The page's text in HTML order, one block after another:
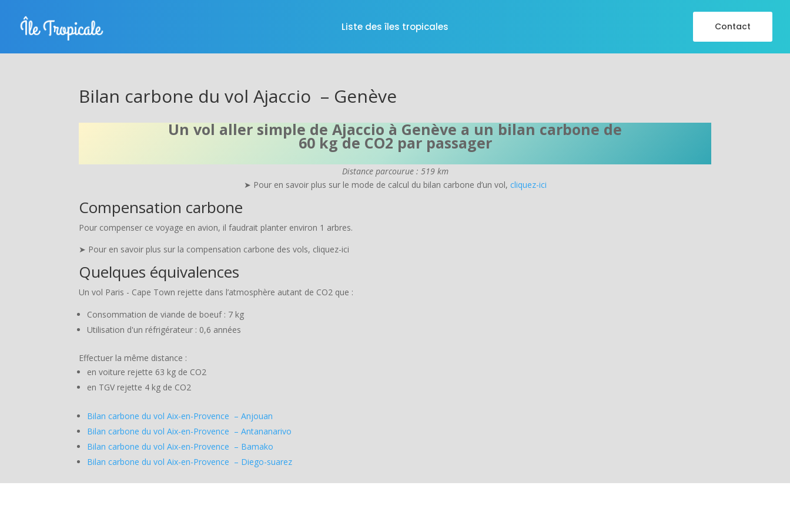
Liste des îles tropicales Contact
Bilan carbone du vol Ajaccio – Genève
Un vol aller simple de Ajaccio à Genève a un bilan carbone de
60 kg de CO2 par passager
Distance parcourue : 519 km
➤ Pour en savoir plus sur le mode de calcul du bilan carbone d’un vol, cliquez-ici
Compensation carbone
Pour compenser ce voyage en avion, il faudrait planter environ 1 arbres.
➤ Pour en savoir plus sur la compensation carbone des vols, cliquez-ici
Quelques équivalences
Un vol Paris - Cape Town rejette dans l’atmosphère autant de CO2 que :
Consommation de viande de boeuf : 7 kg
Utilisation d'un réfrigérateur : 0,6 années
Effectuer la même distance :
en voiture rejette 63 kg de CO2
en TGV rejette 4 kg de CO2
Bilan carbone du vol Aix-en-Provence – Anjouan
Bilan carbone du vol Aix-en-Provence – Antananarivo
Bilan carbone du vol Aix-en-Provence – Bamako
Bilan carbone du vol Aix-en-Provence – Diego-suarez